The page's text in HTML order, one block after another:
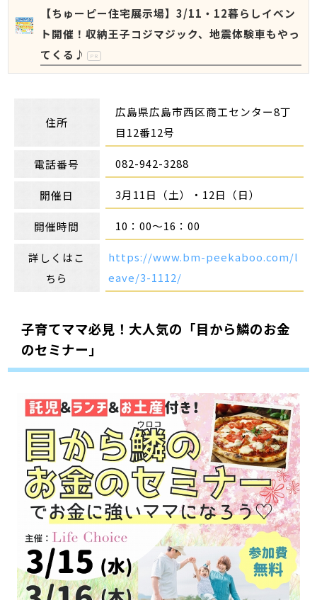
【ちゅーピー住宅展示場】3/11・12暮らしイベン
ト開催！収納王子コジマジック、地震体験車もやっ
てくる♪
PR
住所
広島県広島市西区商工センター8丁
目12番12号
電話番号 082-942-3288
開催日 3月11日（土）・12日（日）
開催時間 10：00～16：00
詳しくはこ
ちら
https://www.bm-peekaboo.com/l
eave/3-1112/
子育てママ必見！大人気の「目から鱗のお金
のセミナー」